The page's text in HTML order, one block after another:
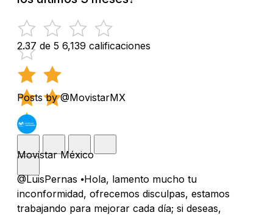
2.37 de 5 6,139 calificaciones
Posts by @MovistarMX
Movistar México
@LuisPernas ⦁Hola, lamento mucho tu
inconformidad, ofrecemos disculpas, estamos
trabajando para mejorar cada día; si deseas,